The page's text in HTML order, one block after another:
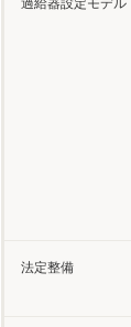
過給器設定モデル
法定整備